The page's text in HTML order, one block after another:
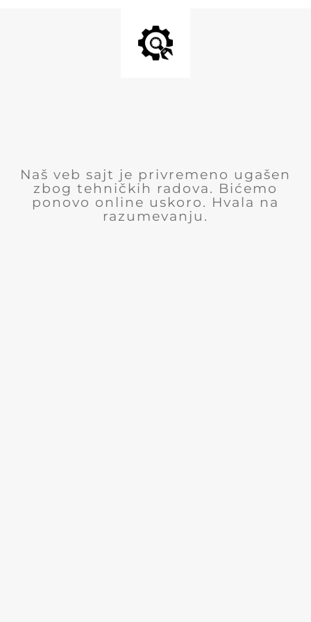
Naš veb sajt je privremeno ugašen
zbog tehničkih radova. Bićemo
ponovo online uskoro. Hvala na
razumevanju.